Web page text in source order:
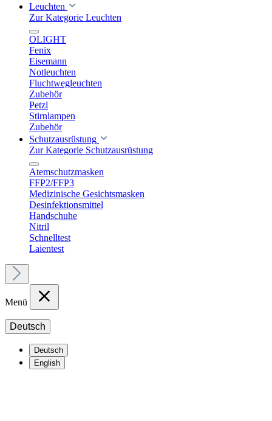
Leuchten
Zur Kategorie Leuchten
OLIGHT
Fenix
Eisemann
Notleuchten
Fluchtwegleuchten
Zubehör
Petzl
Stirnlampen
Zubehör
Schutzausrüstung
Zur Kategorie Schutzausrüstung
Atemschutzmasken
FFP2/FFP3
Medizinische Gesichtsmasken
Desinfektionsmittel
Handschuhe
Nitril
Schnelltest
Laientest
Menü
Deutsch
Deutsch
English